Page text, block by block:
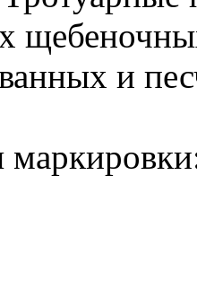
и